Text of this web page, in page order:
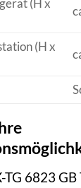
(H x
(H x
TG 6823